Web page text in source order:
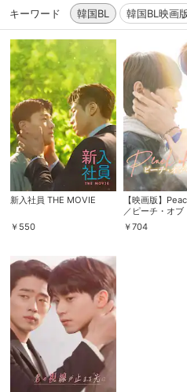
キーワード 韓国BL 韓国BL映画
新入社員 THE MOVIE
￥ 550
【映画版】
／ピーチ・オブ
￥704